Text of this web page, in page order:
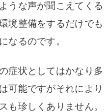
うな声が聞こえてくる
境整備をするだけでも
なるのです。
症状としてはかなり多
可能ですがそれにより
も珍しくありません。